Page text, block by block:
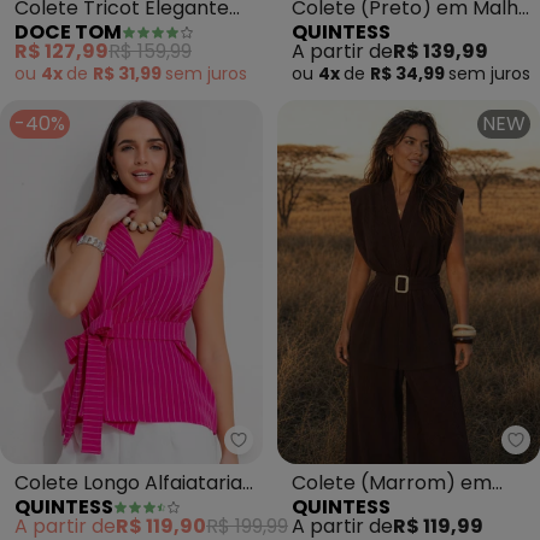
Colete Tricot Elegante
Moderno (Nude)
DOCE TOM
R$ 127,99R$ 159,99
ou 4x de R$ 31,99 sem juros
Colete (Preto) em Malha
Estruturada
QUINTESS
A partir deR$ 139,99
ou 4x de R$ 34,99 sem juros
-40%
Quintess - Colete Longo
Colete Longo Alfaiataria
Risca de Giz Pink com
QUINTESS
A partir deR$ 119,90R$ 199,99
NEW
Colete (Marrom) em
Malha Canelada
QUINTESS
A partir deR$ 119,99